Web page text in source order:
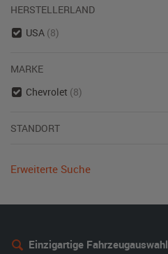
HERSTELLERLAND
USA (8)
MARKE
Chevrolet (8)
STANDORT
Erweiterte Suche
Einzigartige Fahrzeugauswahl